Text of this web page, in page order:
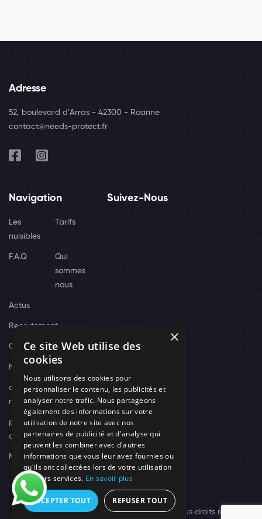
Adresse
52, boulevard d'Arras - 42300 - Roanne
contact@needs-protect.fr
Navigation
Les
nuisibles
Tarifs
F.A.Q
Qui
sommes
nous
Actus
Recrutement
Contact
Nos techniciens
campagne-
recrutement
politique de
confidentialité
Mentions légales
Suivez-Nous
© 2026 Need's Protect Création You'Nivers. Tous droits réservés
×
Ce site Web utilise des
cookies
Nous utilisons des cookies pour
personnaliser le contenu, les publicités et
analyser notre trafic. Nous partageons
également des informations sur votre
utilisation de notre site avec nos
partenaires de publicité et d'analyse qui
peuvent les combiner avec d'autres
informations que vous leur avez fournies ou
qu'ils ont collectées lors de votre utilisation
de leurs services. En savoir plus
ACCEPTER TOUT REFUSER TOUT